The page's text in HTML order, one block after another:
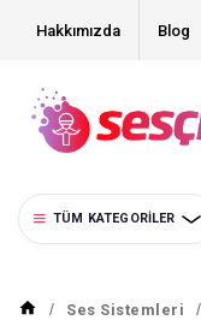
Hakkımızda Blog
TÜM KATEGORILER
Ses Sistemleri